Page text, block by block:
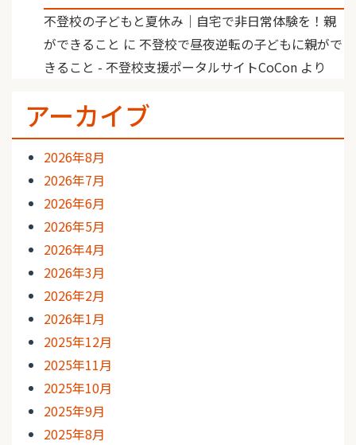
不登校の子どもと夏休み｜自宅で非日常体験を！親
ができること に 不登校で昼夜逆転の子どもに親がで
きること - 不登校支援ポータルサイトCoCon より
アーカイブ
2026年8月
2026年7月
2026年6月
2026年5月
2026年4月
2026年3月
2026年2月
2026年1月
2025年12月
2025年11月
2025年10月
2025年9月
2025年8月